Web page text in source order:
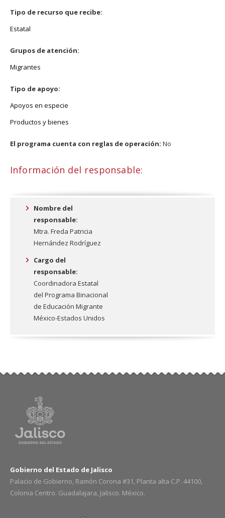
Tipo de recurso que recibe:
Estatal
Grupos de atención:
Migrantes
Tipo de apoyo:
Apoyos en especie
Productos y bienes
El programa cuenta con reglas de operación: No
Información del responsable:
Nombre del
responsable:
Mtra. Freda Patricia
Hernández Rodríguez
Cargo del
responsable:
Coordinadora Estatal
del Programa Binacional
de Educación Migrante
México-Estados Unidos
Gobierno del Estado de Jalisco
Palacio de Gobierno, Ramón Corona #31, Planta alta C.P. 44100,
Colonia Centro. Guadalajara, Jalisco. México.